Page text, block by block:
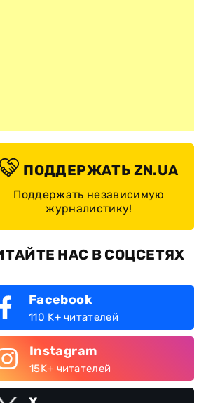
ПОДДЕРЖАТЬ ZN.UA
Поддержать независимую
журналистику!
НАС В СОЦСЕТЯХ
Facebook
110 K+ читателей
Instagram
15K+ читателей